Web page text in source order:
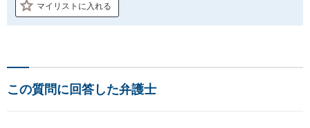
マイリストに入れる
この質問に回答した弁護士